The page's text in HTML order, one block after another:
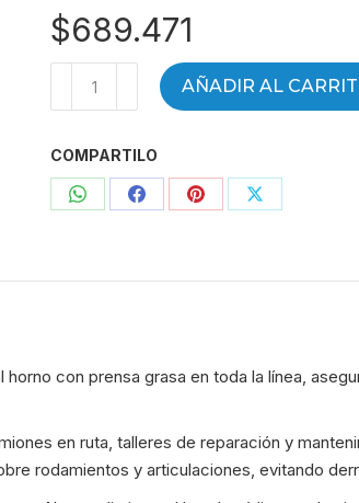
$689.471
pulso
de
10
0140
cantidad
AÑADIR AL
COMPARTILO
CompartirCompartirCompartirCompartir
con prensa grasa en toda la línea,
en ruta, talleres de reparación y
rodamientos y articulaciones, evitando